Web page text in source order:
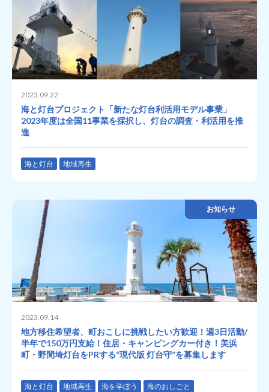
2023.09.22
海と灯台プロジェクト「新たな灯台利活用モデル事業」
2023年度は全国11事業を採択し、灯台の調査・利活用を推
進
海と灯台 地域再生
お知らせ
2023.09.14
地方移住希望者、町おこしに挑戦したい方歓迎！週3日活動/
半年で150万円支給！住居・キャンピングカー付き！美浜
町・野間埼灯台をPRする“現代版 灯台守”を募集します
海と灯台 地域再生 海を学ぼう 海のおしごと